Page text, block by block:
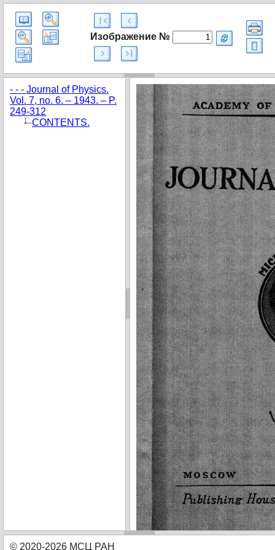
Изображение №
© 2020-2026 МСЦ РАН
- - - Journal of Physics.
Vol. 7, no. 6. – 1943. – P.
249-312
CONTENTS.